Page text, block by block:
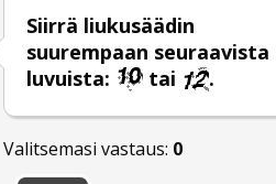
Siirrä liukusäädin
suurempaan seuraavista
luvuista:
tai .
Valitsemasi vastaus: 0